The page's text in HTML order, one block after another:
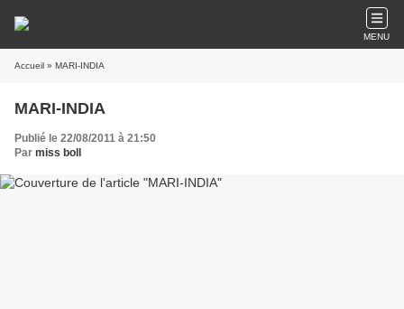
MENU
Accueil » MARI-INDIA
MARI-INDIA
Publié le 22/08/2011 à 21:50
Par miss boll